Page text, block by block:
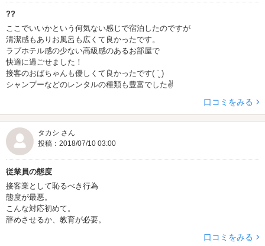
??
ここでいいかという何気ない感じで宿泊したのですが
清潔感もありお風呂も広くて良かったです。
ラブホテル感の少ない高級感のあるお部屋で
快適に過ごせました！
接客のおばちゃんも優しくて良かったです( ¨̮ )
シャンプーなどのレンタルの種類も豊富でした✌️
口コミをみる
タカシ さん
投稿：2018/07/10 03:00
従業員の態度
接客業として恥るべき行為
態度が最悪。
こんな対応初めて。
辞めさせるか、教育が必要。
口コミをみる